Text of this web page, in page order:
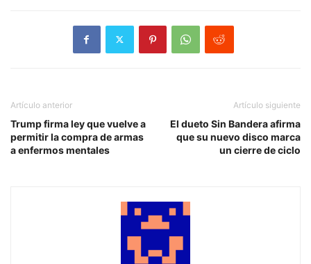
Artículo anterior
Trump firma ley que vuelve a
permitir la compra de armas
a enfermos mentales
Artículo siguiente
El dueto Sin Bandera afirma
que su nuevo disco marca
un cierre de ciclo